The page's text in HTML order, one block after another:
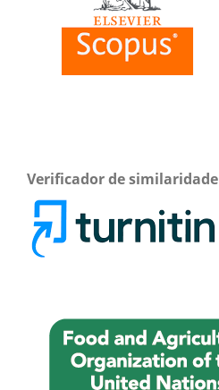
Verificador de similaridade